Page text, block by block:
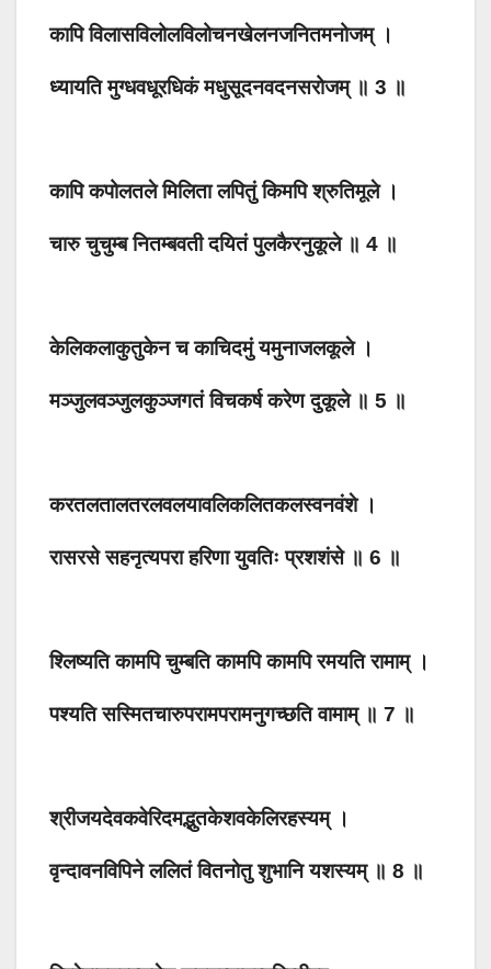
कापि विलासविलोलविलोचनखेलनजनितमनोजम् ।
ध्यायति मुग्धवधूरधिकं मधुसूदनवदनसरोजम् ॥ 3 ॥
कापि कपोलतले मिलिता लपितुं किमपि श्रुतिमूले ।
चारु चुचुम्ब नितम्बवती दयितं पुलकैरनुकूले ॥ 4 ॥
केलिकलाकुतुकेन च काचिदमुं यमुनाजलकूले ।
मञ्जुलवञ्जुलकुञ्जगतं विचकर्ष करेण दुकूले ॥ 5 ॥
करतलतालतरलवलयावलिकलितकलस्वनवंशे ।
रासरसे सहनृत्यपरा हरिणा युवतिः प्रशशंसे ॥ 6 ॥
श्लिष्यति कामपि चुम्बति कामपि कामपि रमयति रामाम् ।
पश्यति सस्मितचारुपरामपरामनुगच्छति वामाम् ॥ 7 ॥
श्रीजयदेवकवेरिदमद्भुतकेशवकेलिरहस्यम् ।
वृन्दावनविपिने ललितं वितनोतु शुभानि यशस्यम् ॥ 8 ॥